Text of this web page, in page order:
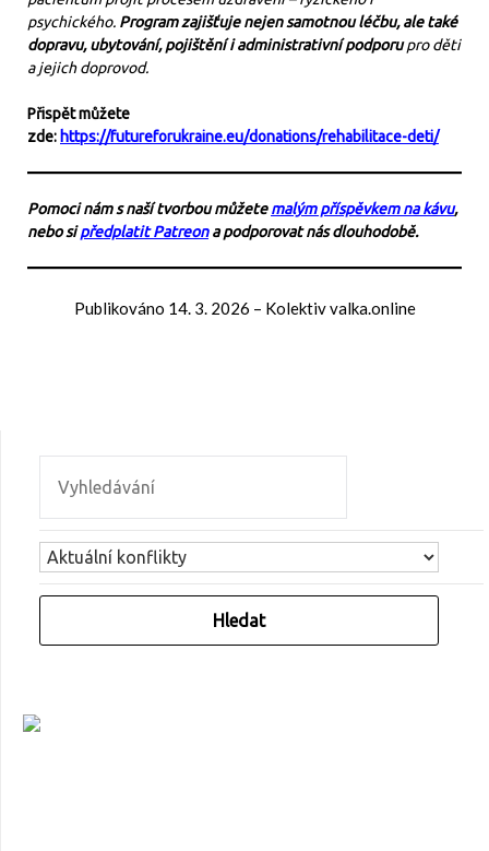
psychického. Program zajišťuje nejen samotnou léčbu, ale také
dopravu, ubytování, pojištění i administrativní podporupro děti
a jejich doprovod.
Přispět můžete
zde: https://futureforukraine.eu/donations/rehabilitace-deti/
Pomoci nám s naší tvorbou můžetemalým příspěvkem na kávu,
nebo sipředplatit Patreona podporovat nás dlouhodobě.
Publikováno 14. 3. 2026 – Kolektiv valka.online